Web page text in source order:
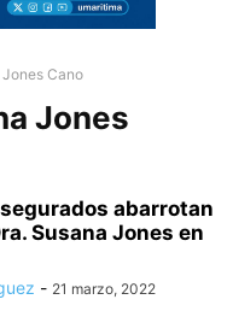
Cano
Jones
abarrotan
Susana Jones en
- 21 marzo, 2022